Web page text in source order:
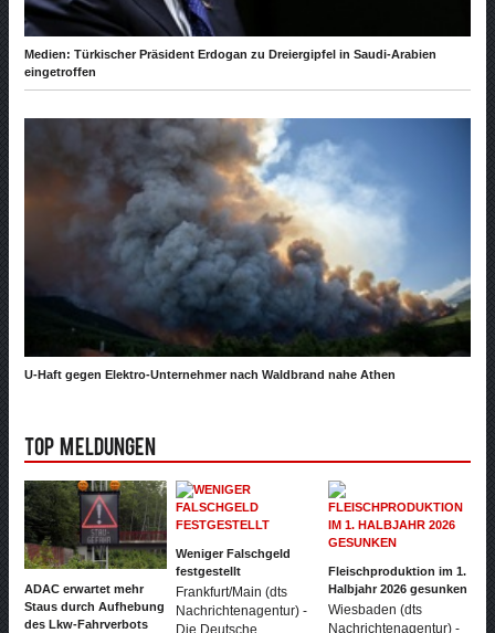
Medien: Türkischer Präsident Erdogan zu Dreiergipfel in Saudi-Arabien
eingetroffen
U-Haft gegen Elektro-Unternehmer nach Waldbrand nahe Athen
Top Meldungen
ADAC erwartet mehr
Staus durch Aufhebung
des Lkw-Fahrverbots
Weniger Falschgeld
festgestellt
Frankfurt/Main (dts
Nachrichtenagentur) -
Die Deutsche
Fleischproduktion im 1.
Halbjahr 2026 gesunken
Wiesbaden (dts
Nachrichtenagentur) -